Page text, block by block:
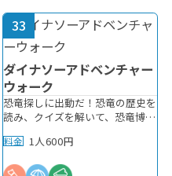
33
ダイナソーアドベンチャー
ウォーク
恐竜探しに出動だ！恐竜の歴史を
読み、クイズを解いて、恐竜博士
同意の上単独利用可
料金 1人600円